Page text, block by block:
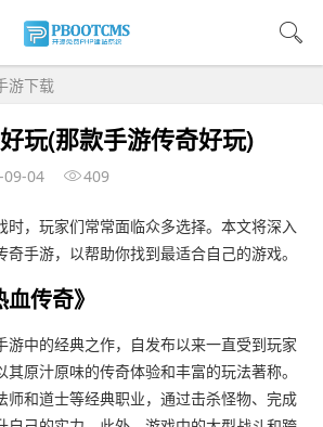
游下载
玩(那款手游传奇好玩)
09-04 409
时，玩家们常常面临众多选择。本文将深入
手游，以帮助你找到最适合自己的游戏。
传奇》
游中的经典之作，自发布以来一直受到玩家
原汁原味的传奇体验和丰富的玩法著称。
师和道士等经典职业，通过击杀怪物、完成